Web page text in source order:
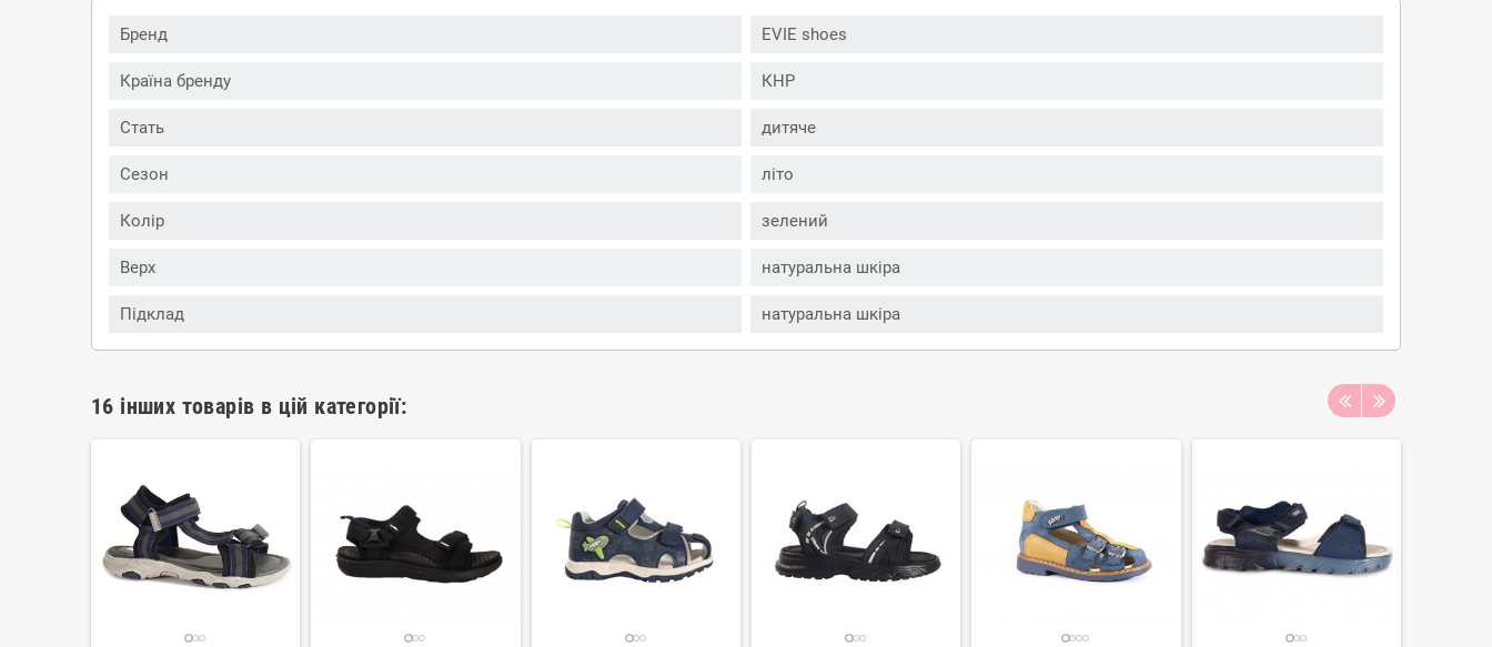
Бренд EVIE shoes
Країна бренду КНР
Стать дитяче
Сезон літо
Колір зелений
Верх натуральна шкіра
Підклад натуральна шкіра
16 інших товарів в цій категорії: